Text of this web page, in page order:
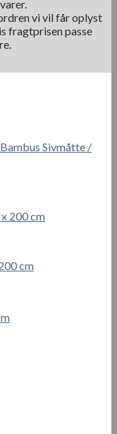
vi vil får oplyst
fragtprisen passe
Sivmåtte /
cm